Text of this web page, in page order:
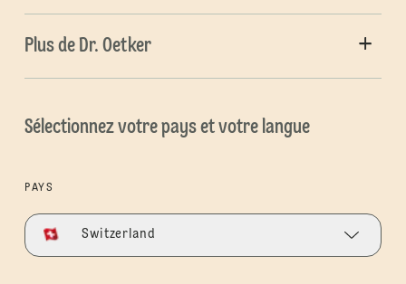
Plus de Dr. Oetker
Sélectionnez votre pays et votre langue
PAYS
Switzerland